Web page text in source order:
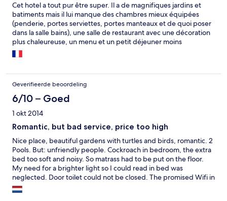
Cet hotel a tout pur être super. Il a de magnifiques jardins et
batiments mais il lui manque des chambres mieux équipées
(penderie, portes serviettes, portes manteaux et de quoi poser
dans la salle bains), une salle de restaurant avec une décoration
plus chaleureuse, un menu et un petit déjeuner moins
standards. La salle de fitness n'est pas digne de ce nom.
Geverifieerde beoordeling
6/10 – Goed
1 okt 2014
Romantic, but bad service, price too high
Nice place, beautiful gardens with turtles and birds, romantic. 2
Pools. But: unfriendly people. Cockroach in bedroom, the extra
bed too soft and noisy. So matrass had to be put on the floor.
My need for a brighter light so I could read in bed was
neglected. Door toilet could not be closed. The promised Wifi in
the room did not work.Curtains did not keep the sunlight out,
very bad breakfast. Prachtige plek, mooie tuinen, en